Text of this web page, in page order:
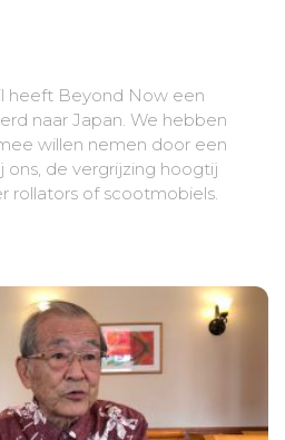
heeft Beyond Now een
naar Japan. We hebben
willen nemen door een
ons, de vergrijzing hoogtij
rollators of scootmobiels.